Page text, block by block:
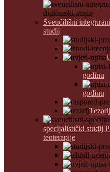
Sveučilišni
studij
godinu
godinu
Tezarij
specijalistički studij
teoterapije